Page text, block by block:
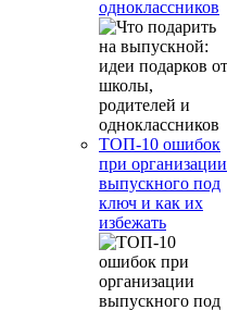
одноклассников
ТОП-10 ошибок
при организации
выпускного под
ключ и как их
избежать